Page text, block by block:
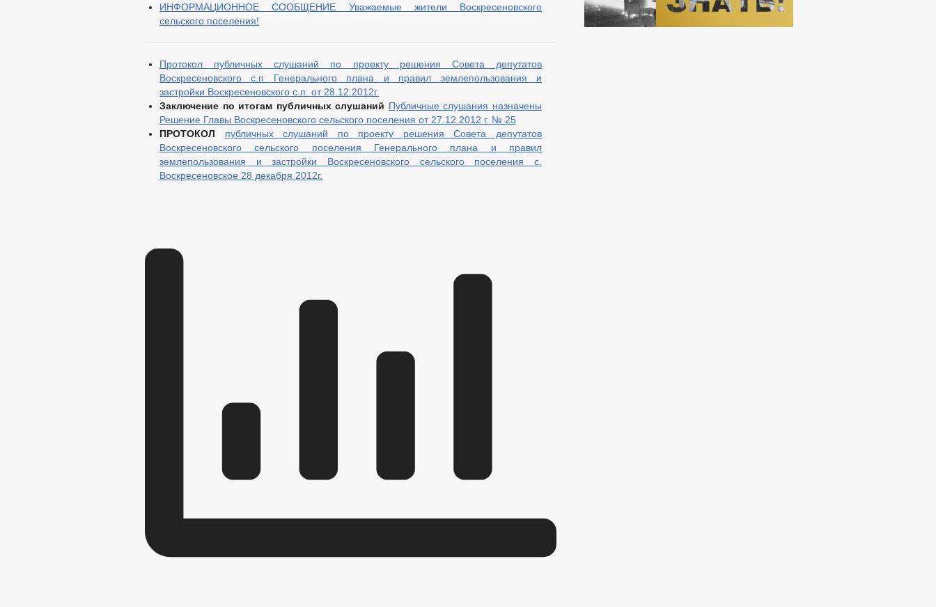
ИНФОРМАЦИОННОЕ СООБЩЕНИЕ Уважаемые жители Воскресеновского
сельского поселения!
Протокол публичных слушаний по проекту решения Совета депутатов
Воскресеновского с.п Генерального плана и правил землепользования и
застройки Воскресеновского с.п. от 28.12.2012г.
Заключение по итогам публичных слушаний Публичные слушания назначены
Решение Главы Воскресеновского сельского поселения от 27.12.2012 г. № 25
ПРОТОКОЛ публичных слушаний по проекту решения Совета депутатов
Воскресеновского сельского поселения Генерального плана и правил
землепользования и застройки Воскресеновского сельского поселения с.
Воскресеновское 28 декабря 2012г.